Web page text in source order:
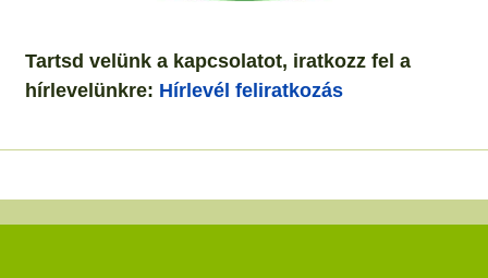
Tartsd velünk a kapcsolatot, iratkozz fel a
hírlevelünkre: Hírlevél feliratkozás